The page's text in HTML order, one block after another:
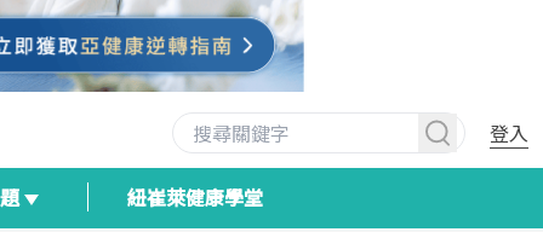
登入
紐崔萊健康學堂